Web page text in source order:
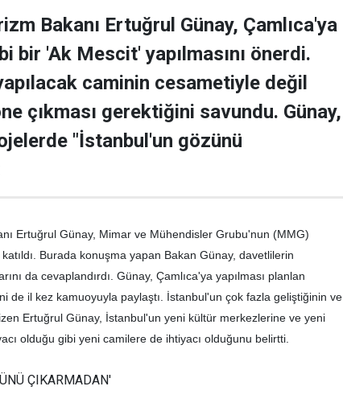
Bakanı Ertuğrul Günay, Çamlıca'ya
bir 'Ak Mescit' yapılmasını önerdi.
caminin cesametiyle değil
çıkması gerektiğini savundu. Günay,
"İstanbul'un gözünü
Ertuğrul Günay, Mimar ve Mühendisler Grubu'nun (MMG)
katıldı. Burada konuşma yapan Bakan Günay, davetlilerin
da cevaplandırdı. Günay, Çamlıca'ya yapılması planlan
de il kez kamuoyuyla paylaştı. İstanbul'un çok fazla geliştiğinin ve
Ertuğrul Günay, İstanbul'un yeni kültür merkezlerine ve yeni
olduğu gibi yeni camilere de ihtiyacı olduğunu belirtti.
ÇIKARMADAN'